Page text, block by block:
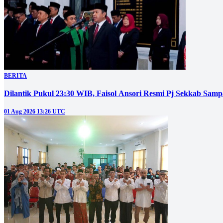
BERITA
Dilantik Pukul 23:30 WIB, Faisol Ansori Resmi Pj Sekkab
01 Aug 2026 13:26 UTC